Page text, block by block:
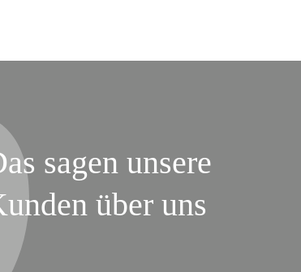
sagen unsere
über uns